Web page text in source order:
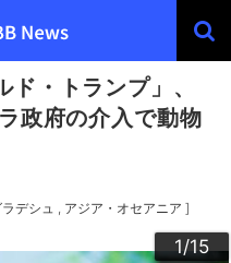
・トランプ」、
政府の介入で動物
デシュ アジア・オセアニア ]
1/15
2/15
3/15
4/15
5/15
6/15
7/15
8/15
9/15
10/15
11/15
12/15
13/15
14/15
15/15